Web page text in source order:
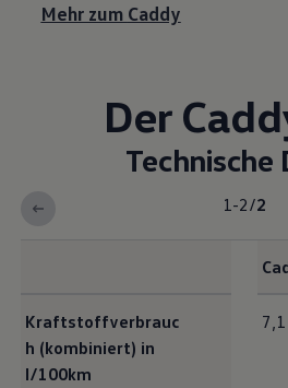
Mehr zum Caddy
Der
Technische
1-2/2
Kraftstoffverbrauc
h (kombiniert) in
l/100km